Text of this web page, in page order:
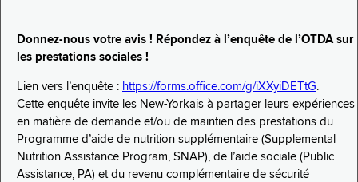
Donnez-nous votre avis ! Répondez à l’enquête de l’OTDA sur
les prestations sociales !
Lien vers l’enquête : https://forms.office.com/g/iXXyiDETtG.
Cette enquête invite les New-Yorkais à partager leurs expériences
en matière de demande et/ou de maintien des prestations du
Programme d’aide de nutrition supplémentaire (Supplemental
Nutrition Assistance Program, SNAP), de l’aide sociale (Public
Assistance, PA) et du revenu complémentaire de sécurité